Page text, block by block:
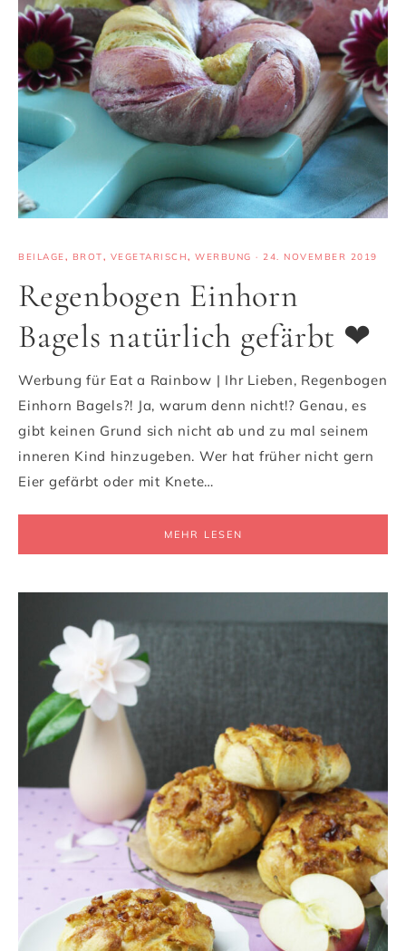
BEILAGE, BROT, VEGETARISCH, WERBUNG · 24. NOVEMBER 2019
Regenbogen Einhorn
Bagels natürlich gefärbt ❤
Werbung für Eat a Rainbow | Ihr Lieben, Regenbogen
Einhorn Bagels?! Ja, warum denn nicht!? Genau, es
gibt keinen Grund sich nicht ab und zu mal seinem
inneren Kind hinzugeben. Wer hat früher nicht gern
Eier gefärbt oder mit Knete…
MEHR LESEN